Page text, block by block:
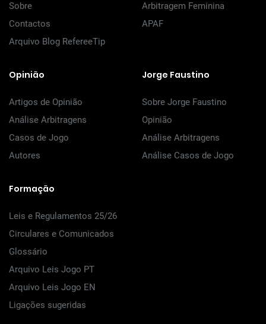
Sobre
Contactos
Arquivo Blog RefereeTip
Arbitragem Feminina
APAF
Opinião
Artigos de Opinião
Análise Arbitragens
Casos de Jogo
Autores
Jorge Faustino
Sobre Jorge Faustino
Opinião
Análise Arbitragens
Análise Casos de Jogo
Formação
Leis e Regulamentos 25/26
Circulares e Comunicados
Glossário
Arquivo Leis Jogo PT
Arquivo Leis Jogo EN
Ligações sugeridas